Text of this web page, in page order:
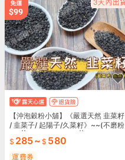
【沖泡穀粉小舖】《嚴選天然 韭菜籽
/ 韭菜子/ 起陽子/久菜籽》~~(不磨粉
285~ 580
運費券